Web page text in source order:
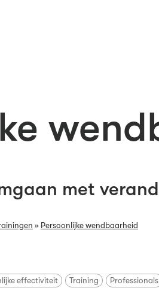
met
» Persoonlijke wendbaarheid
effectiviteit Training Professionals